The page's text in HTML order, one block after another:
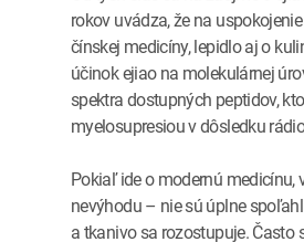
rokov uvádza, že na
čínskej medicíny, lepidlo aj o
účinok ejiao na molekulárnej
spektra dostupných peptidov,
myelosupresiou v dôsledku
Pokiaľ ide o modernú
nevýhodu – nie sú úplne
a tkanivo sa rozostupuje. Často